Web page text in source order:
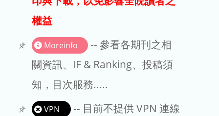
文章處理費
EndNote
權益
Moreinfo
-- 參看各期刊之相
關資訊、IF & Ranking、投稿須
知，目次服務.....
VPN
-- 目前不提供 VPN 連線